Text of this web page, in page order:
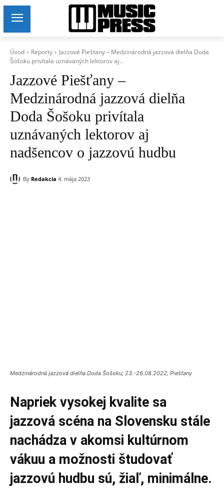
Úvod Reporty
Jazzové Piešťany – Medzinárodná jazzová dielňa Doda
Šošoku privítala uznávaných lektorov aj...
Jazzové Piešťany –
Medzinárodná jazzová dielňa
Doda Šošoku privítala
uznávaných lektorov aj
nadšencov o jazzovú hudbu
By Redakcia 4. mája 2023
Medzinárodná jazzová dielňa Doda Šošoku; 23.-26.08.2022; Piešťany
Napriek vysokej kvalite sa
jazzová scéna na Slovensku stále
nachádza v akomsi kultúrnom
vákuu a možnosti študovať
jazzovú hudbu sú, žiaľ, minimálne.